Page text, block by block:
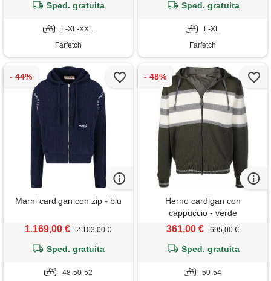
Sped. gratuita
L-XL-XXL
Farfetch
Sped. gratuita
L-XL
Farfetch
Marni cardigan con zip - blu
1.169,00 € 2.103,00 €
Sped. gratuita
48-50-52
Herno cardigan con
cappuccio - verde
361,00 € 695,00 €
Sped. gratuita
50-54